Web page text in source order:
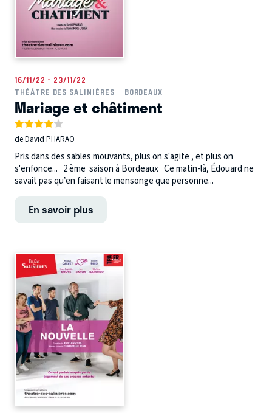
16/11/22 - 23/11/22
THÉÂTRE DES SALINIÈRES
BORDEAUX
Mariage et châtiment
de David PHARAO
Pris dans des sables mouvants, plus on s'agite , et plus on
s'enfonce... 2 ème saison à Bordeaux Ce matin-là, Édouard ne
savait pas qu’en faisant le mensonge que personne...
En savoir plus